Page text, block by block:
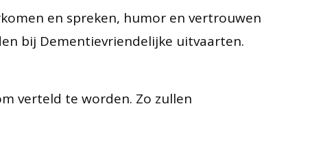
en spreken, humor en vertrouwen
bij Dementievriendelijke uitvaarten.
verteld te worden. Zo zullen